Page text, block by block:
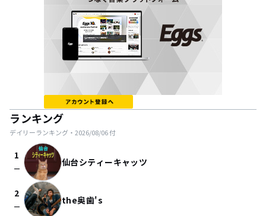
ランキング
デイリーランキング・ 2026/08/06付
1
check_indeterminate_small 仙台シティーキャッツ
2
check_indeterminate_small the奥歯's